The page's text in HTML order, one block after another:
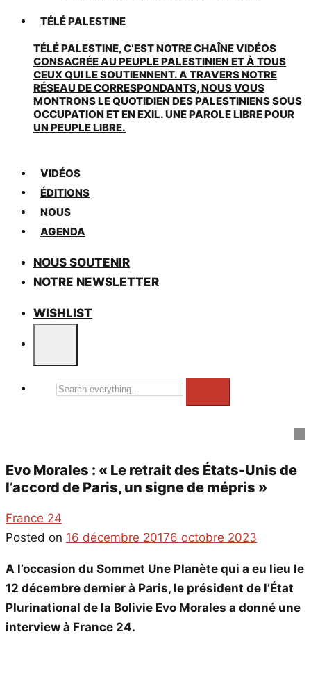
TÉLÉ PALESTINE
TÉLÉ PALESTINE, C’EST NOTRE CHAÎNE VIDÉOS
CONSACRÉE AU PEUPLE PALESTINIEN ET À TOUS
CEUX QUI LE SOUTIENNENT. A TRAVERS NOTRE
RÉSEAU DE CORRESPONDANTS, NOUS VOUS
MONTRONS LE QUOTIDIEN DES PALESTINIENS SOUS
OCCUPATION ET EN EXIL. UNE PAROLE LIBRE POUR
UN PEUPLE LIBRE.
VIDÉOS
ÉDITIONS
NOUS
AGENDA
NOUS SOUTENIR
NOTRE NEWSLETTER
WISHLIST
Search
Evo Morales : « Le retrait des États-Unis de
l’accord de Paris, un signe de mépris »
France 24
Posted on 16 décembre 20176 octobre 2023
A l’occasion du Sommet Une Planète qui a eu lieu le
12 décembre dernier à Paris, le président de l’État
Plurinational de la Bolivie Evo Morales a donné une
interview à France 24.